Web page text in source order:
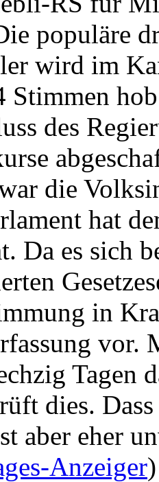
populäre
wird im
des
die
hat
Da es sich
in
vor.
Tagen
dies.
aber eher
Anzeiger)